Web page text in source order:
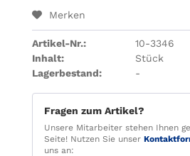
Merken
Artikel-Nr.:
10-3346
Inhalt:
Stück
Lagerbestand:
-
Fragen zum Artikel?
Unsere Mitarbeiter stehen Ihnen
Seite! Nutzen Sie unser
uns an: